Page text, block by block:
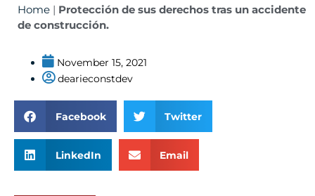
Home | Protección de sus derechos tras un accidente
de construcción.
November 15, 2021
dearieconstdev
Facebook Twitter
LinkedIn Email